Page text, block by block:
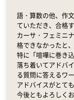
語・算数の他、作
ていただき、合格
カーサ・フェミニ
格できなかったと
特に「喧嘩に巻き
落ち着いてアドバ
る質問に答えるワ
アドバイスがとて
今後ともよろしく